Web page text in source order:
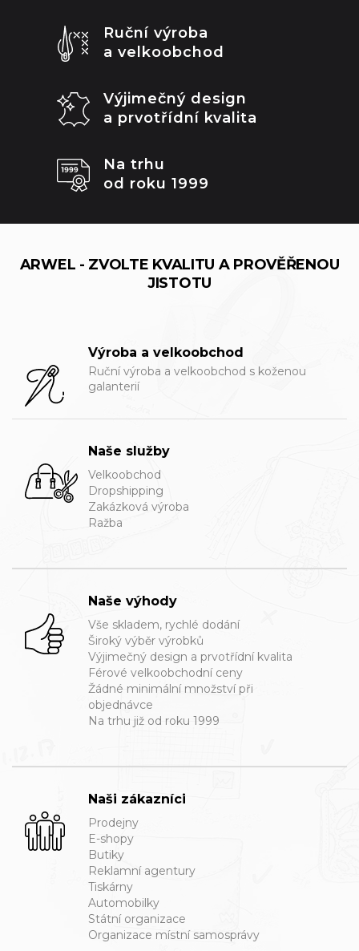
Ruční výroba
a velkoobchod
Výjimečný design
a prvotřídní kvalita
Na trhu
od roku 1999
ARWEL - ZVOLTE KVALITU A PROVĚŘENOU
JISTOTU
Výroba a velkoobchod
Ruční výroba a velkoobchod s koženou
galanterií
Naše služby
Velkoobchod
Dropshipping
Zakázková výroba
Ražba
Naše výhody
Vše skladem, rychlé dodání
Široký výběr výrobků
Výjimečný design a prvotřídní kvalita
Férové velkoobchodní ceny
Žádné minimální množství při
objednávce
Na trhu již od roku 1999
Naši zákazníci
Prodejny
E-shopy
Butiky
Reklamní agentury
Tiskárny
Automobilky
Státní organizace
Organizace místní samosprávy